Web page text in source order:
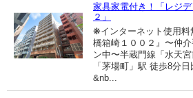
家具家電付き！「レジ
２」
❋インターネット使用
橋箱崎１００２』〜仲
ン中〜半蔵門線「水天
「茅場町」駅 徒歩8分
&nb...